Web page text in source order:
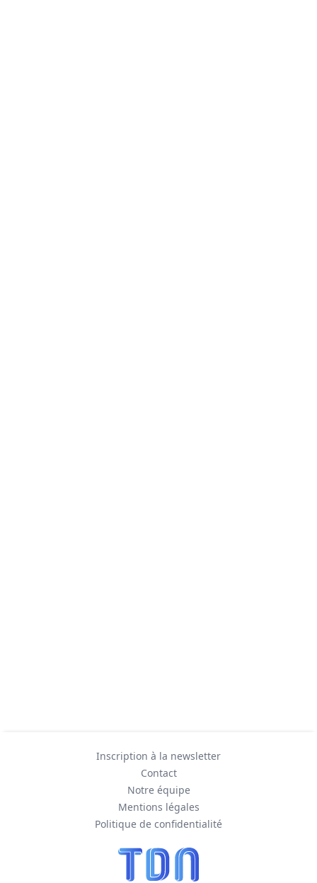
Inscription à la newsletter
Contact
Notre équipe
Mentions légales
Politique de confidentialité